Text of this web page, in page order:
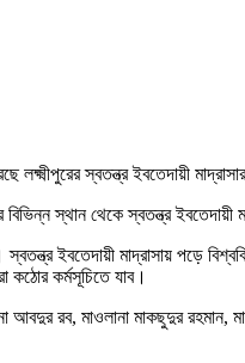
স্বতন্ত্র ইবতেদায়ী
স্থান থেকে স্বতন্ত্র ইবতেদায়ী
ইবতেদায়ী মাদ্রাসায় পড়ে
কঠোর কর্মসূচিতে যাব।
আবদুর রব, মাওলানা মাকছুদুর রহমান,